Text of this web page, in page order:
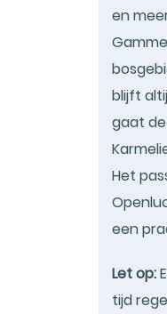
en
blijft
gaat
Het
een
Let op:
tijd